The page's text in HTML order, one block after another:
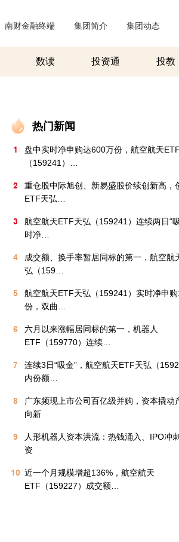
南财金融终端 集团简介 集团动态
数读 投资通 投教
热门新闻
1
盘中实时净申购达600万份，航空航天
（159241）…
2
重仓股中际旭创、新易盛股价续创新高，
ETF天弘…
3
航空航天ETF天弘（159241）连续两日“
时净…
4
成交额、换手率暂居同标的第一，航空航
弘（159…
5
航空航天ETF天弘（159241）实时净申
份，双曲…
6
六月以来涨幅居同标的第一，机器人
ETF（159770）连续…
7
连续3日“吸金”，航空航天ETF天弘（
内份额…
8
广东频现上市公司百亿级并购，资本撬动
向新
9
人形机器人资本洪流：热钱涌入、IPO冲
资
10 近一个月规模增超136%，航空航天
ETF（159227）成交额…